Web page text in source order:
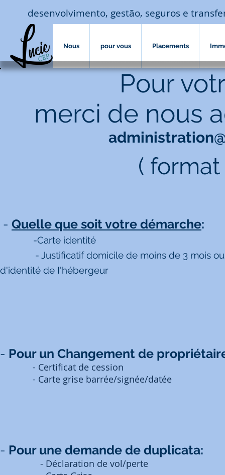
desenvolvimento, gestão, seguros e
Nous pour vous Placements
Pour
merci de nous
(
- Quelle que soit votre démarche:
-Carte identité
- Justificatif domicile de moins de 3 mois ou
d'identité de I'hébergeur
- Pour un Changement de
- Certificat de cession
- Carte grise barrée/signée/datée
- Pour une demande de duplicata:
- Déclaration de vol/perte